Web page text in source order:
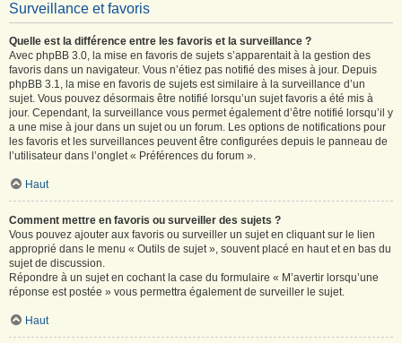
Surveillance et favoris
Quelle est la différence entre les favoris et la surveillance ?
Avec phpBB 3.0, la mise en favoris de sujets s’apparentait à la gestion des
favoris dans un navigateur. Vous n’étiez pas notifié des mises à jour. Depuis
phpBB 3.1, la mise en favoris de sujets est similaire à la surveillance d’un
sujet. Vous pouvez désormais être notifié lorsqu’un sujet favoris a été mis à
jour. Cependant, la surveillance vous permet également d’être notifié lorsqu’il y
a une mise à jour dans un sujet ou un forum. Les options de notifications pour
les favoris et les surveillances peuvent être configurées depuis le panneau de
l’utilisateur dans l’onglet « Préférences du forum ».
Haut
Comment mettre en favoris ou surveiller des sujets ?
Vous pouvez ajouter aux favoris ou surveiller un sujet en cliquant sur le lien
approprié dans le menu « Outils de sujet », souvent placé en haut et en bas du
sujet de discussion.
Répondre à un sujet en cochant la case du formulaire « M’avertir lorsqu’une
réponse est postée » vous permettra également de surveiller le sujet.
Haut